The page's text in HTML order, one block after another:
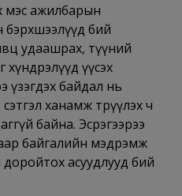
мэс ажилбарын
бэрхшээлүүд бий
удаашрах, түүний
хүндрэлүүд үүсэх
үзэгдэх байдал нь
ханамж төрүүлэх ч
байна. Эсрэгээрээ
байгалийн мэдрэмж
асуудлууд бий